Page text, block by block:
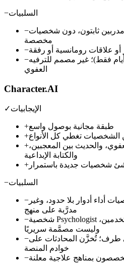
−السلبيات
−ثابتون، دون شخصيات
مخصصة
−أو علاقات رومانسية أو رفقة
−لا توجد طبقة مجانية (تجربة 7 أيام فقط)؛ غير مصمم للترفيه
العفوي
Character.AI
✓الإيجابيات
+طبقة مجانية بوصول واسع
+الشخصيات تغطي كل الأنواع
+والحديث بين المعجبين،
والكتابة الإبداعية
+ شخصيات جديدة باستمرار
−السلبيات
− أداء أدوار بلا حدود، وغير
مدرَّبة على منهج
−شخصية Psychologist الشائعة من إنشاء المستخدمين،
وليست مصمَّمة سريريًا
−طرف؛ تُخزَّن المحادثات على
خوادم المنصة
−بمناهج علاجية معلنة